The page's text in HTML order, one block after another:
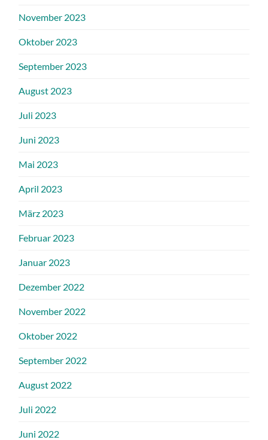
November 2023
Oktober 2023
September 2023
August 2023
Juli 2023
Juni 2023
Mai 2023
April 2023
März 2023
Februar 2023
Januar 2023
Dezember 2022
November 2022
Oktober 2022
September 2022
August 2022
Juli 2022
Juni 2022